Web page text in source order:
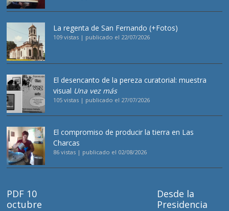
La regenta de San Fernando (+Fotos)
109 vistas | publicado el 22/07/2026
El desencanto de la pereza curatorial: muestra
visual Una vez más
105 vistas | publicado el 27/07/2026
El compromiso de producir la tierra en Las
Charcas
86 vistas | publicado el 02/08/2026
PDF 10
octubre
Desde la
Presidencia